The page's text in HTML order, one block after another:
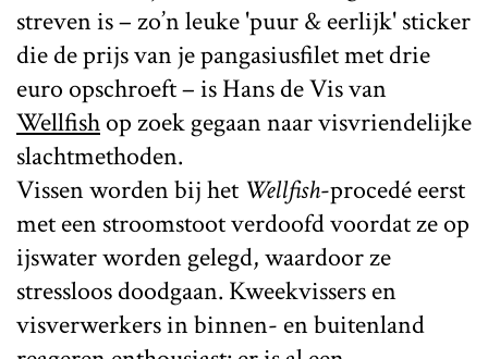
streven is – zo’n leuke 'puur & eerlijk' sticker
die de prijs van je pangasiusfilet met drie
euro opschroeft – is Hans de Vis van
Wellfishop zoek gegaan naar visvriendelijke
slachtmethoden.
Vissen worden bij het Wellfish-procedé eerst
met een stroomstoot verdoofd voordat ze op
ijswater worden gelegd, waardoor ze
stressloos doodgaan. Kweekvissers en
visverwerkers in binnen- en buitenland